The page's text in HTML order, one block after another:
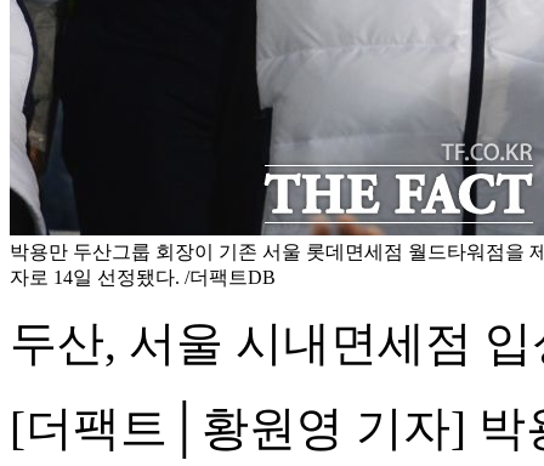
박용만 두산그룹 회장이 기존 서울 롯데면세점 월드타워점을
자로 14일 선정됐다. /더팩트DB
두산, 서울 시내면세점 입
[더팩트│황원영 기자] 박